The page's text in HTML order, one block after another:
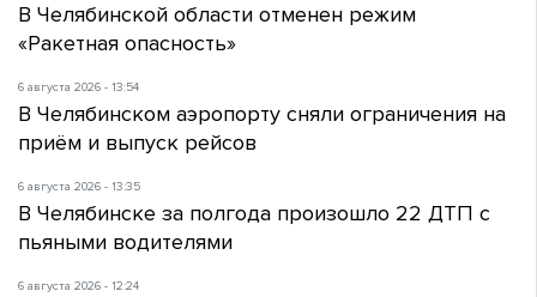
В Челябинской области отменен режим
«Ракетная опасность»
6 августа 2026 - 13:54
В Челябинском аэропорту сняли ограничения на
приём и выпуск рейсов
6 августа 2026 - 13:35
В Челябинске за полгода произошло 22 ДТП с
пьяными водителями
6 августа 2026 - 12:24